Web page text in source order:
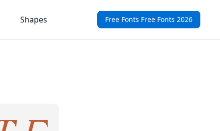
Free Fonts Free Fonts 2026
Shapes